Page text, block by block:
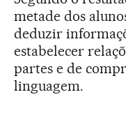
metade dos
deduzir
estabelecer
partes e de
linguagem.